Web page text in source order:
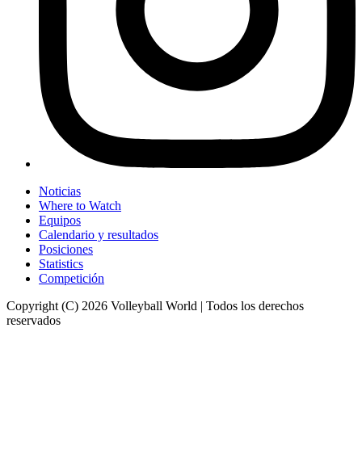
Noticias
Where to Watch
Equipos
Calendario y resultados
Posiciones
Statistics
Competición
Copyright (C) 2026 Volleyball World | Todos los derechos
reservados